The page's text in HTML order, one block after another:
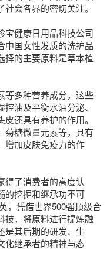
会各界的密切关注。
健康日用品科技公司
中国女性发质的洗护品
择的主要原料是草本植
等多种营养成分，这些
油及平衡水油分泌、
还具有养护的作用。
菊糖微量元素等，具有
增加皮肤免疫力的作
得了消费者的高度认
的挖掘和继承功不可
，凭借世界500强顶级合
技，将原料进行提炼融
是其后期的研发、生
化继承者的精神与态